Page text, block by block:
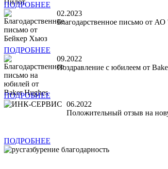
ПОДРОБНЕЕ
02.2023
Благодарственное письмо от
ПОДРОБНЕЕ
09.2022
Поздравление с юбилеем от
ПОДРОБНЕЕ
06.2022
Положительный отзыв на
ПОДРОБНЕЕ